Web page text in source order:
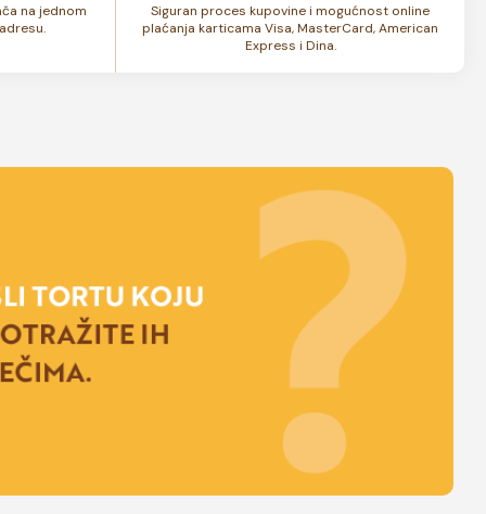
na jednom
Siguran proces kupovine i mogućnost online
plaćanja karticama Visa, MasterCard, American
Express i Dina.